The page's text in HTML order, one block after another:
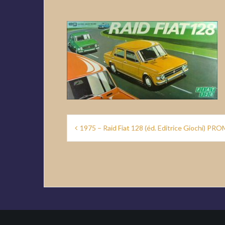
Navigation
de
1975 – Raid Fiat 128 (éd. Editrice Giochi)